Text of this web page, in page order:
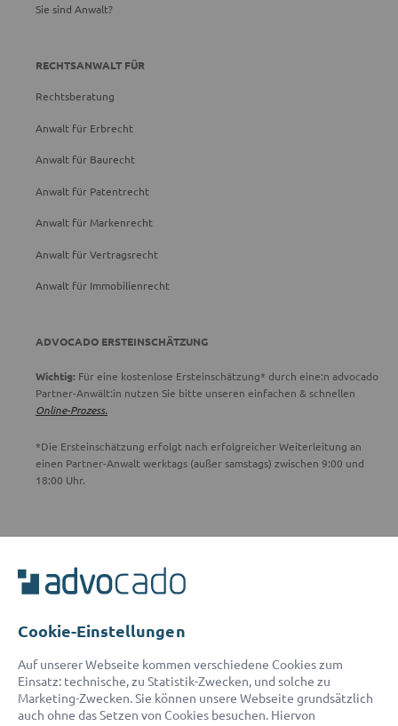
Sie sind Anwalt?
RECHTSANWALT FÜR
Rechtsberatung
Anwalt für Erbrecht
Anwalt für Baurecht
Anwalt für Patentrecht
Anwalt für Markenrecht
Anwalt für Vertragsrecht
Anwalt für Immobilienrecht
ADVOCADO ERSTEINSCHÄTZUNG
Wichtig: Für eine kostenlose Ersteinschätzung* durch eine:n advocado
Partner-Anwält:in nutzen Sie bitte unseren einfachen & schnellen
Online-Prozess.
*Die Ersteinschätzung erfolgt nach erfolgreicher Weiterleitung an
einen Partner-Anwalt werktags (außer samstags) zwischen 9:00 und
18:00 Uhr.
Unser Serviceteam ist von 8:00 bis 17:00 Uhr für Sie erreichbar.
E-Mail:
service@advocado.com
Cookie-Einstellungen
Auf unserer Webseite kommen verschiedene Cookies zum
Einsatz: technische, zu Statistik-Zwecken, und solche zu
Marketing-Zwecken. Sie können unsere Webseite grundsätzlich
auch ohne das Setzen von Cookies besuchen. Hiervon